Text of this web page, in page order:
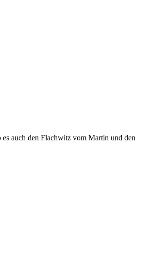
auch den Flachwitz vom Martin und den